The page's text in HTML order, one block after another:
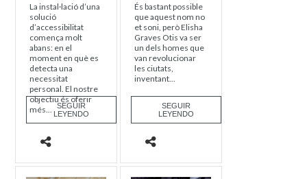
La instal·lació d’una
solució
d’accessibilitat
comença molt
abans: en el
moment en què es
detecta una
necessitat
personal. El nostre
objectiu és oferir
més...
SEGUIR
LEYENDO
És bastant possible
que aquest nom no
et soni, però Elisha
Graves Otis va ser
un dels homes que
van revolucionar
les ciutats,
inventant...
SEGUIR
LEYENDO